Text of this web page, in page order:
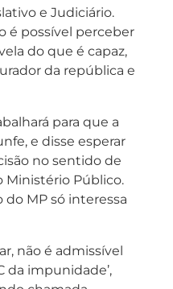
e Judiciário.
é possível perceber
do que é capaz,
da república e
para que a
e disse esperar
no sentido de
Ministério Público.
do MP só interessa
não é admissível
da impunidade’,